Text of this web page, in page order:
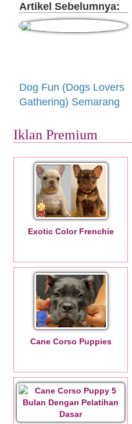
Artikel Sebelumnya:
Dog Fun (Dogs Lovers
Gathering) Semarang
Iklan Premium
Exotic Color Frenchie
Cane Corso Puppies